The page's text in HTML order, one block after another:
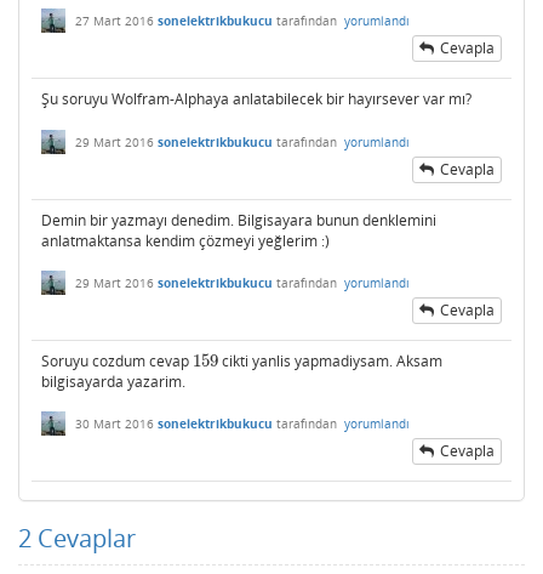
27 Mart 2016 sonelektrikbukucu tarafından yorumlandı
Cevapla
Şu soruyu Wolfram-Alphaya anlatabilecek bir hayırsever var mı?
29 Mart 2016 sonelektrikbukucu tarafından yorumlandı
Cevapla
Demin bir yazmayı denedim. Bilgisayara bunun denklemini
anlatmaktansa kendim çözmeyi yeğlerim :)
29 Mart 2016 sonelektrikbukucu tarafından yorumlandı
Cevapla
Soruyu cozdum cevap 159
159cikti yanlis yapmadiysam. Aksam
bilgisayarda yazarim.
30 Mart 2016 sonelektrikbukucu tarafından yorumlandı
Cevapla
2 Cevaplar